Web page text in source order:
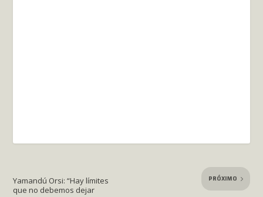
Yamandú Orsi: “Hay límites
que no debemos dejar
PRÓXIMO